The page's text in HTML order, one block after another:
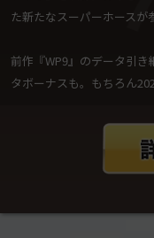
た新たなスーパーホースが
前作『WP9』のデータ引き
タボーナスも。もちろん